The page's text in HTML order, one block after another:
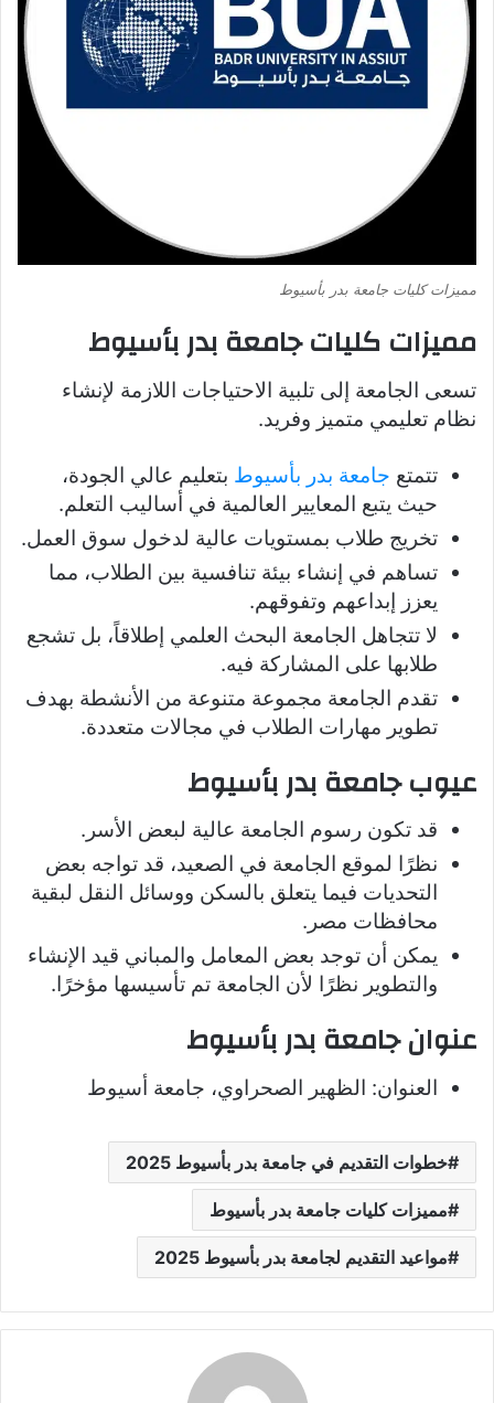
مميزات كليات جامعة بدر بأسيوط
مميزات كليات جامعة بدر بأسيوط
تسعى الجامعة إلى تلبية الاحتياجات اللازمة لإنشاء
نظام تعليمي متميز وفريد.
تتمتع جامعة بدر بأسيوط بتعليم عالي الجودة،
حيث يتبع المعايير العالمية في أساليب التعلم.
تخريج طلاب بمستويات عالية لدخول سوق العمل.
تساهم في إنشاء بيئة تنافسية بين الطلاب، مما
يعزز إبداعهم وتفوقهم.
لا تتجاهل الجامعة البحث العلمي إطلاقاً، بل تشجع
طلابها على المشاركة فيه.
تقدم الجامعة مجموعة متنوعة من الأنشطة بهدف
تطوير مهارات الطلاب في مجالات متعددة.
عيوب جامعة بدر بأسيوط
قد تكون رسوم الجامعة عالية لبعض الأسر.
نظرًا لموقع الجامعة في الصعيد، قد تواجه بعض
التحديات فيما يتعلق بالسكن ووسائل النقل لبقية
محافظات مصر.
يمكن أن توجد بعض المعامل والمباني قيد الإنشاء
والتطوير نظرًا لأن الجامعة تم تأسيسها مؤخرًا.
عنوان جامعة بدر بأسيوط
العنوان: الظهير الصحراوي، جامعة أسيوط
خطوات التقديم في جامعة بدر بأسيوط 2025
مميزات كليات جامعة بدر بأسيوط
مواعيد التقديم لجامعة بدر بأسيوط 2025